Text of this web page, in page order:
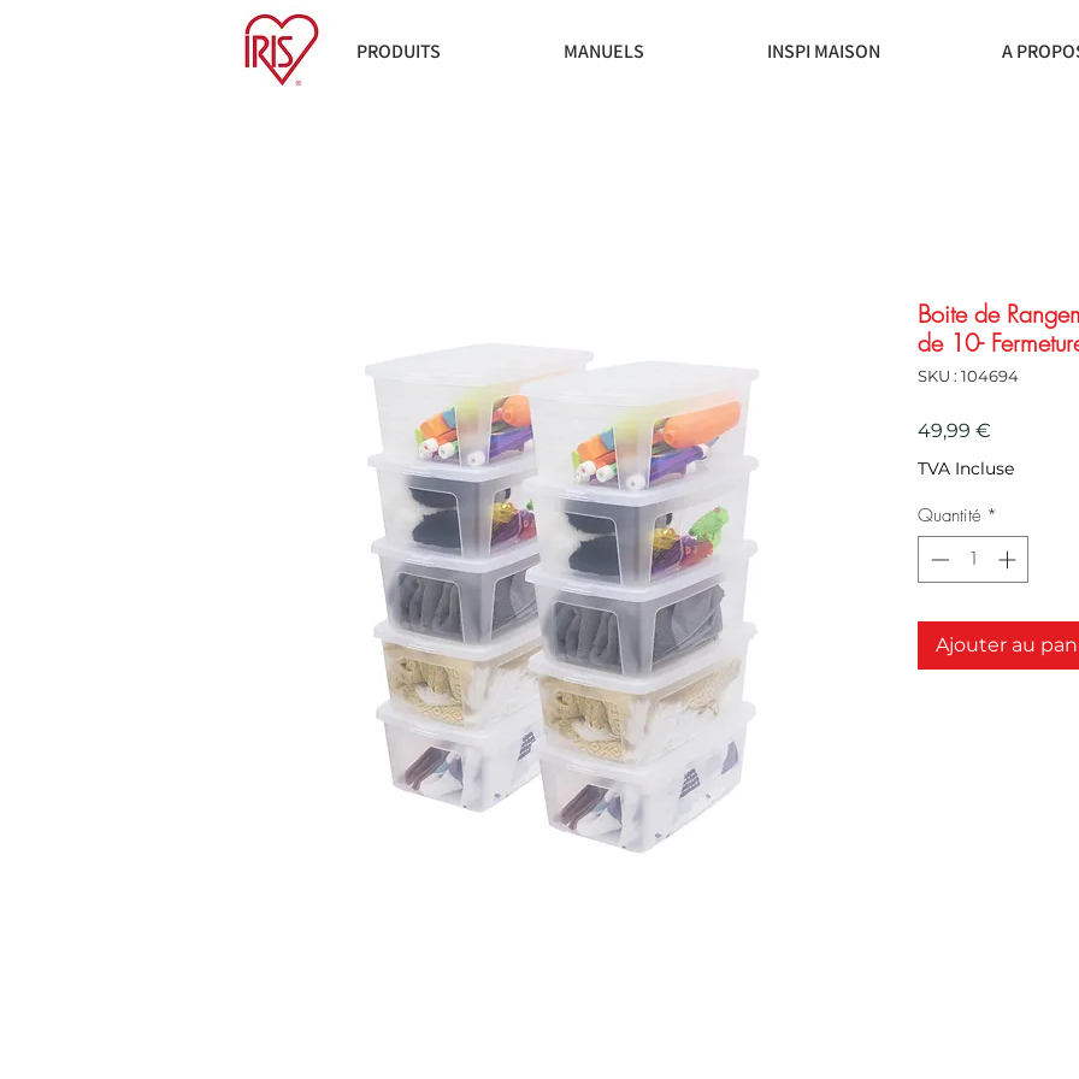
PRODUITS MANUELS INSPI MAISON A
Boite de
de 10-
SKU : 104694
49,99 €
TVA Incluse
Quantité *
Ajouter au